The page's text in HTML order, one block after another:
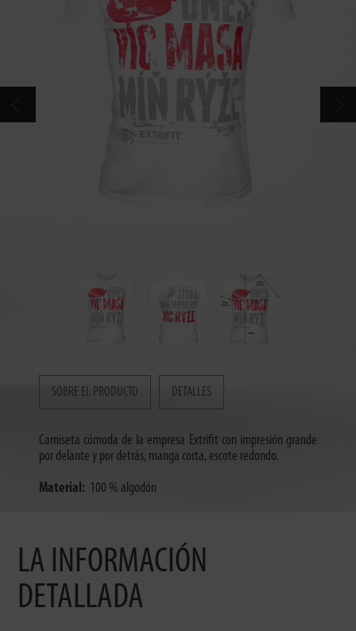
SOBRE EL PRODUCTO DETALLES
Camiseta cómoda de la empresa Extrifit con impresión grande
por delante y por detrás, manga corta, escote redondo.
Material: 100 % algodón
LA INFORMACIÓN
DETALLADA